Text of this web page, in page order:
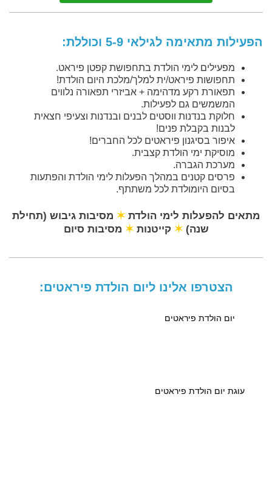
הפעילות מתאימה לגילאי 5-9 וכוללת:
מפעילים לימי הולדת בתחפושת קפטן פיראט.
תחפושות פיראט/ית למלך/מלכת היום הולדת!
תפאורת רקע מדהימה + אביזרי תפאורה נלווים
המשמשים גם לפעילות.
חלוקת בנדנות ווסטים לבנים ובנדנות וצעיפי חצאית
לבנות בקבלת פנים!
איפור בסיגנון פיראטים לכל החברים!
מוסיקת ימי הולדת קצבית.
מערכת הגברה.
פרסים קטנים במהלך הפעלות לימי הולדת והפתעות
בסיום היומולדת לכל משתתף.
מתאים להפעלות לימי הולדת ✶ מסיבות גיבוש (תחילת
שנה)✶ קייטנות✶ מסיבות סיום
הצטרפו אלינו ליום הולדת פיראטים:
יום הולדת פיראטים
עוגת יום הולדת פיראטים